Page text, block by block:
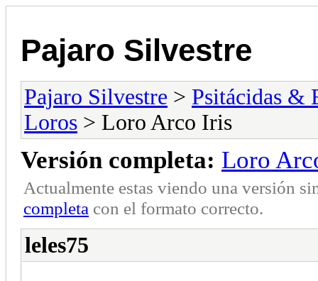
Pajaro Silvestre
Pajaro Silvestre > Psitácidas &
Loros > Loro Arco Iris
Versión completa: Loro
Actualmente estas viendo una versión
completa con el formato correcto.
leles75